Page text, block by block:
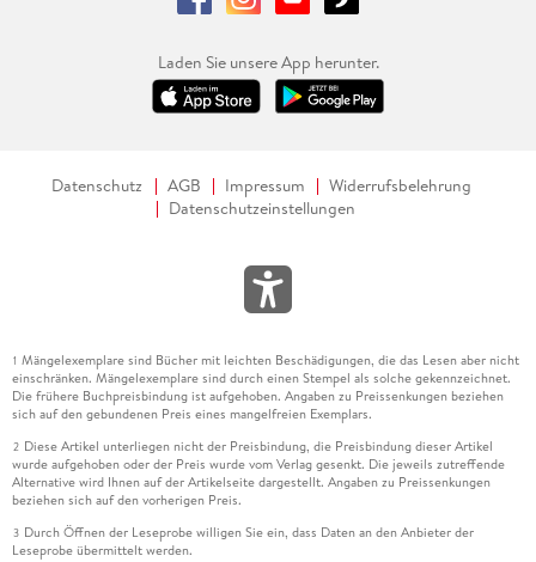
Laden Sie unsere App herunter.
Datenschutz AGB Impressum
Widerrufsbelehrung
Datenschutzeinstellungen
1 Mängelexemplare sind Bücher mit leichten Beschädigungen, die das Lesen aber nicht
einschränken. Mängelexemplare sind durch einen Stempel als solche gekennzeichnet.
Die frühere Buchpreisbindung ist aufgehoben. Angaben zu Preissenkungen beziehen
sich auf den gebundenen Preis eines mangelfreien Exemplars.
2 Diese Artikel unterliegen nicht der Preisbindung, die Preisbindung dieser Artikel
wurde aufgehoben oder der Preis wurde vom Verlag gesenkt. Die jeweils zutreffende
Alternative wird Ihnen auf der Artikelseite dargestellt. Angaben zu Preissenkungen
beziehen sich auf den vorherigen Preis.
3 Durch Öffnen der Leseprobe willigen Sie ein, dass Daten an den Anbieter der
Leseprobe übermittelt werden.